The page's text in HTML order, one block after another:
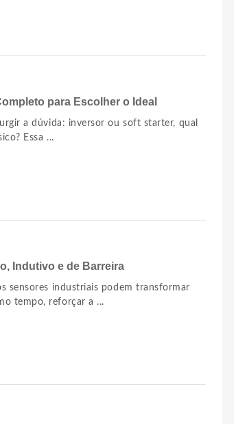
para Escolher o Ideal
a dúvida: inversor ou soft starter, qual
Essa ...
Indutivo e de Barreira
sensores industriais podem transformar
tempo, reforçar a ...